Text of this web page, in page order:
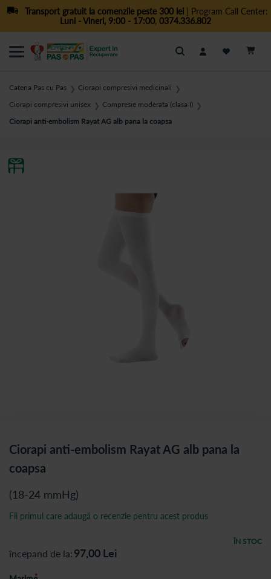
Transport gratuit la comenzile peste 300 lei| Program Call Center:
Luni - Vineri, 9:00 - 17:00, 0374.336.802
Cautare
Catena Pas cu Pas ❯ Ciorapi compresivi medicinali ❯
Ciorapi compresivi unisex ❯ Compresie moderata (clasa I) ❯
Ciorapi anti-embolism Rayat AG alb pana la coapsa
Ciorapi anti-embolism Rayat AG alb pana la
coapsa
(18-24 mmHg)
ÎN STOC
Fii primul care adaugă o recenzie pentru acest produs
începand de la 97,00 Lei